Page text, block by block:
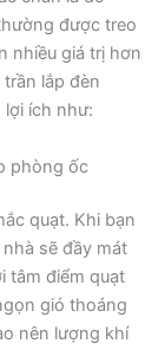
được treo
nhiều giá trị hơn
lắp đèn
lợi ích như:
phòng ốc
quạt. Khi bạn
sẽ đầy mát
tâm điểm quạt
gió thoáng
nên lượng khí